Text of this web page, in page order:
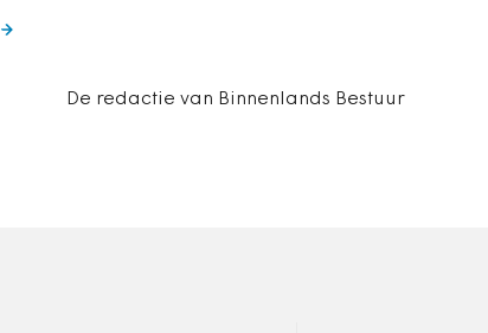
De redactie van Binnenlands Bestuur